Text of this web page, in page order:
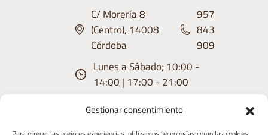
Gestionar consentimiento
C/ Morería 8
(Centro), 14008
Córdoba
957
843
909
Lunes a Sábado; 10:00 -
14:00 | 17:00 - 21:00